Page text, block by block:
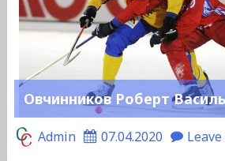
Овчинников Роберт
Admin 07.04.2020